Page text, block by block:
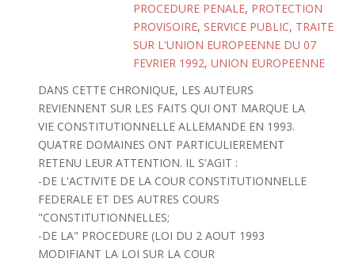
PROCEDURE PENALE, PROTECTION
PROVISOIRE, SERVICE PUBLIC, TRAITE
SUR L'UNION EUROPEENNE DU 07
FEVRIER 1992, UNION EUROPEENNE
DANS CETTE CHRONIQUE, LES AUTEURS
REVIENNENT SUR LES FAITS QUI ONT MARQUE LA
VIE CONSTITUTIONNELLE ALLEMANDE EN 1993.
QUATRE DOMAINES ONT PARTICULIEREMENT
RETENU LEUR ATTENTION. IL S'AGIT :
-DE L'ACTIVITE DE LA COUR CONSTITUTIONNELLE
FEDERALE ET DES AUTRES COURS
"CONSTITUTIONNELLES;
-DE LA" PROCEDURE (LOI DU 2 AOUT 1993
MODIFIANT LA LOI SUR LA COUR